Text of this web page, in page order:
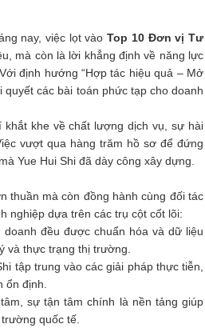
nay, việc lọt vàoTop 10 Đơn vị Tư
mà còn là lời khẳng định về năng lực
định hướng “Hợp tác hiệu quả – Mở
các bài toán phức tạp cho doanh
khe về chất lượng dịch vụ, sự hài
vượt qua hàng trăm hồ sơ để đứng
Yue Hui Shi đã dày công xây dựng.
thuần mà còn đồng hành cùng đối tác
nghiệp dựa trên các trụ cột cốt lõi:
đều được chuẩn hóa và dữ liệu
và thực trạng thị trường.
tập trung vào các giải pháp thực tiễn,
ổn định.
sự tận tâm chính là nền tảng giúp
quốc tế.